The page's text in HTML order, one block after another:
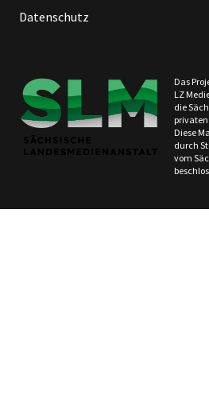
Datenschutz
Das
LZ
die
Diese
durch
vom